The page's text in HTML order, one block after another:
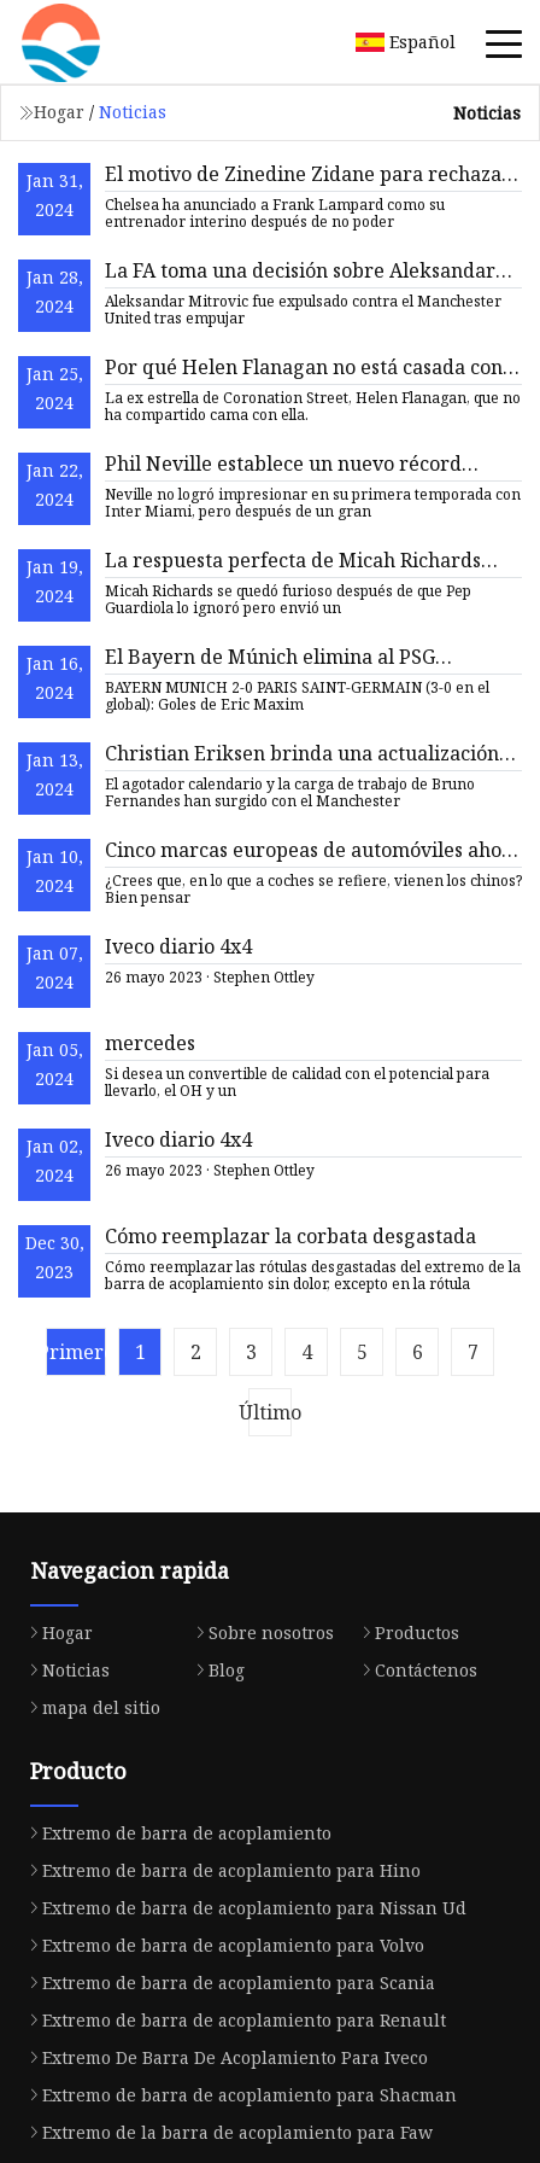
Español
Hogar / Noticias Noticias
Jan 31,
2024
El motivo de Zinedine Zidane para rechazar
al Chelsea queda claro con el regreso de
Frank Lampard
Chelsea ha anunciado a Frank Lampard como su
entrenador interino después de no poder
Jan 28,
2024
La FA toma una decisión sobre Aleksandar
Mitrovic después del empujón del árbitro y
la tarjeta roja en el estallido de Man Utd
Aleksandar Mitrovic fue expulsado contra el Manchester
United tras empujar
Jan 25,
2024
Por qué Helen Flanagan no está casada con
Scott Sinclair y por qué vivían a kilómetros
de distancia
La ex estrella de Coronation Street, Helen Flanagan, que no
ha compartido cama con ella.
Jan 22,
2024
Phil Neville establece un nuevo récord
cuando Inter Miami completa un notable
cambio en la MLS
Neville no logró impresionar en su primera temporada con
Inter Miami, pero después de un gran
Jan 19,
2024
La respuesta perfecta de Micah Richards
después de que Pep Guardiola lo ignore pero
no a Thierry Henry
Micah Richards se quedó furioso después de que Pep
Guardiola lo ignoró pero envió un
Jan 16,
2024
El Bayern de Múnich elimina al PSG
mientras Lionel Messi y Kylian Mbappé
luchan
BAYERN MUNICH 2-0 PARIS SAINT-GERMAIN (3-0 en el
global): Goles de Eric Maxim
Jan 13,
2024
Christian Eriksen brinda una actualización
crucial sobre lesiones a medida que surge la
alarmante carga de trabajo de Bruno
El agotador calendario y la carga de trabajo de Bruno
Fernandes han surgido con el Manchester
Jan 10,
2024
Cinco marcas europeas de automóviles ahora
son propiedad de empresas chinas
¿Crees que, en lo que a coches se refiere, vienen los chinos?
Bien pensar
Jan 07,
2024
Iveco diario 4x4
26 mayo 2023 · Stephen Ottley
Jan 05,
2024
mercedes
Si desea un convertible de calidad con el potencial para
llevarlo, el OH y un
Jan 02,
2024
Iveco diario 4x4
26 mayo 2023 · Stephen Ottley
Dec 30,
2023
Cómo reemplazar la corbata desgastada
Cómo reemplazar las rótulas desgastadas del extremo de la
barra de acoplamiento sin dolor, excepto en la rótula
Primero 1 2 3 4 5 6 7
Último
Navegacion rapida
Hogar Sobre nosotros
Productos
Noticias
Blog
Contáctenos
mapa del sitio
Producto
Extremo de barra de acoplamiento
Extremo de barra de acoplamiento para Hino
Extremo de barra de acoplamiento para Nissan Ud
Extremo de barra de acoplamiento para Volvo
Extremo de barra de acoplamiento para Scania
Extremo de barra de acoplamiento para Renault
Extremo De Barra De Acoplamiento Para Iveco
Extremo de barra de acoplamiento para Shacman
Extremo de la barra de acoplamiento para Faw